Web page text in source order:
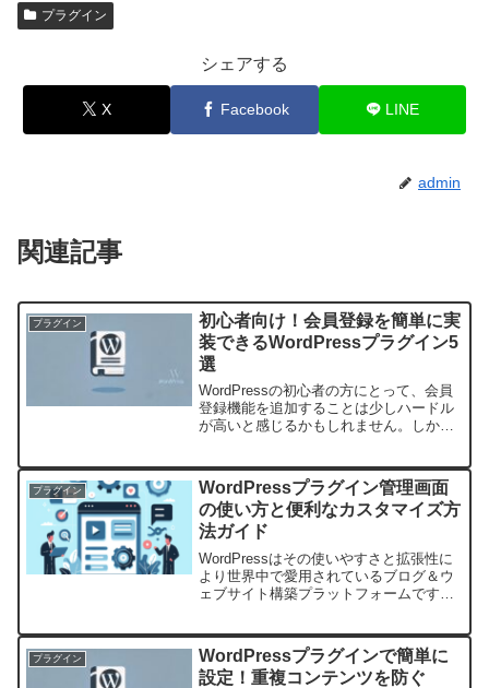
プラグイン
シェアする
X Facebook LINE
admin
関連記事
プラグイン
初心者向け！会員登録を簡単に実
装できるWordPressプラグイン5
選
WordPressの初心者の方にとって、会員
登録機能を追加することは少しハードル
が高いと感じるかもしれません。しか
と低くなります。この記事では、シンプ
ルかつ効率...
プラグイン
WordPressプラグイン管理画面
の使い方と便利なカスタマイズ方
法ガイド
WordPressはその使いやすさと拡張性に
より世界中で愛用されているブログ＆ウ
ェブサイト構築プラットフォームです。
です。本記事では、WordPressプラグ
イ...
プラグイン
WordPressプラグインで簡単に
設定！重複コンテンツを防ぐ